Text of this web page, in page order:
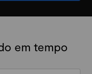
em tempo